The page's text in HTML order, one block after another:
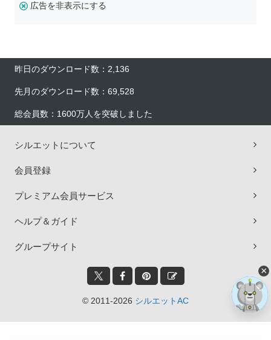
広告を非表示にする
昨日のダウンロード数：2,136
先月のダウンロード数：69,528
総会員数：1600万人を突破しました
シルエットについて
会員登録
プレミアム会員サービス
ヘルプ＆ガイド
グループサイト
© 2011-2026 シルエットAC
×